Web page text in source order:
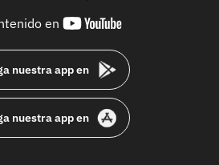
en
youtube-
nuestra app en
nuestra app en